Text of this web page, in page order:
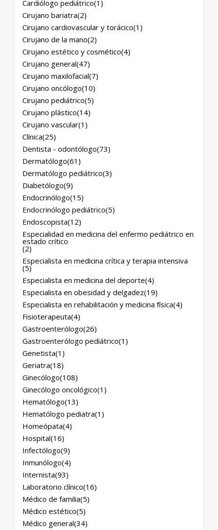
Cardiólogo pediátrico(1)
Cirujano bariatra(2)
Cirujano cardiovascular y torácico(1)
Cirujano de la mano(2)
Cirujano estético y cosmético(4)
Cirujano general(47)
Cirujano maxilofacial(7)
Cirujano oncólogo(10)
Cirujano pediátrico(5)
Cirujano plástico(14)
Cirujano vascular(1)
Clínica(25)
Dentista - odontólogo(73)
Dermatólogo(61)
Dermatólogo pediátrico(3)
Diabetólogo(9)
Endocrinólogo(15)
Endocrinólogo pediátrico(5)
Endoscopista(12)
Especialidad en medicina del enfermo pediátrico en
estado crítico
(2)
Especialista en medicina crítica y terapia intensiva
(5)
Especialista en medicina del deporte(4)
Especialista en obesidad y delgadez(19)
Especialista en rehabilitación y medicina física(4)
Fisioterapeuta(4)
Gastroenterólogo(26)
Gastroenterólogo pediátrico(1)
Genetista(1)
Geriatra(18)
Ginecólogo(108)
Ginecólogo oncológico(1)
Hematólogo(13)
Hematólogo pediatra(1)
Homeópata(4)
Hospital(16)
Infectólogo(9)
Inmunólogo(4)
Internista(93)
Laboratorio clínico(16)
Médico de familia(5)
Médico estético(5)
Médico general(34)